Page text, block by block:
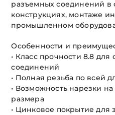
разъемных соединений в
конструкциях, монтаже
промышленном
Особенности и
• Класс прочности 8.8 для
соединений
• Полная резьба по всей
• Возможность нарезки
размера
• Цинковое покрытие для